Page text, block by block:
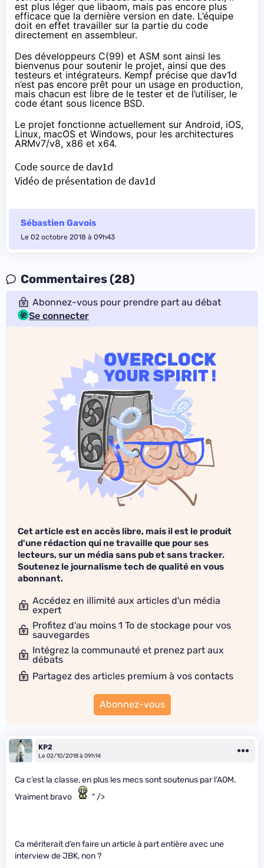
est plus léger que libaom, mais pas encore plus
efficace que la dernière version en date. L’équipe
doit en effet travailler sur la partie du code
directement en assembleur.
Des développeurs C(99) et ASM sont ainsi les
bienvenus pour soutenir le projet, ainsi que des
testeurs et intégrateurs. Kempf précise que dav1d
n’est pas encore prêt pour un usage en production,
mais chacun est libre de le tester et de l’utiliser, le
code étant sous licence BSD.
Le projet fonctionne actuellement sur Android, iOS,
Linux, macOS et Windows, pour les architectures
ARMv7/v8, x86 et x64.
Code source de dav1d
Vidéo de présentation de dav1d
Sébastien Gavois
Le 02 octobre 2018 à 09h43
Commentaires (28)
Abonnez-vous pour prendre part au débat
Se connecter
Cet article est en accès libre, mais il est le produit
d'une rédaction qui ne travaille que pour ses
lecteurs, sur un média sans pub et sans tracker.
Soutenez le journalisme tech de qualité en vous
abonnant.
Accédez en illimité aux articles d'un média
expert
Profitez d'au moins 1 To de stockage pour vos
sauvegardes
Intégrez la communauté et prenez part aux
débats
Partagez des articles premium à vos contacts
Abonnez-vous
KP2
Le 02/10/2018 à 09h14
Ca c’est la classe, en plus les mecs sont soutenus par l’AOM.
Vraiment bravo
" />
Ca mériterait d’en faire un article à part entière avec une
interview de JBK, non ?